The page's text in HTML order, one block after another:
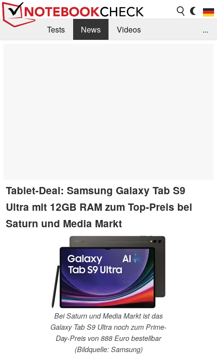
Tests News
Videos
...
Tablet-Deal: Samsung Galaxy Tab S9
Ultra mit 12GB RAM zum Top-Preis bei
Saturn und Media Markt
Bei Saturn und Media Markt ist das
Galaxy Tab S9 Ultra noch zum Prime-
Day-Preis von 888 Euro bestellbar
(Bildquelle: Samsung)